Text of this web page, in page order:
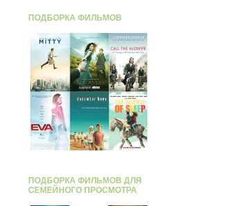
ПОДБОРКА ФИЛЬМОВ
ПОДБОРКА ФИЛЬМОВ ДЛЯ
СЕМЕЙНОГО ПРОСМОТРА